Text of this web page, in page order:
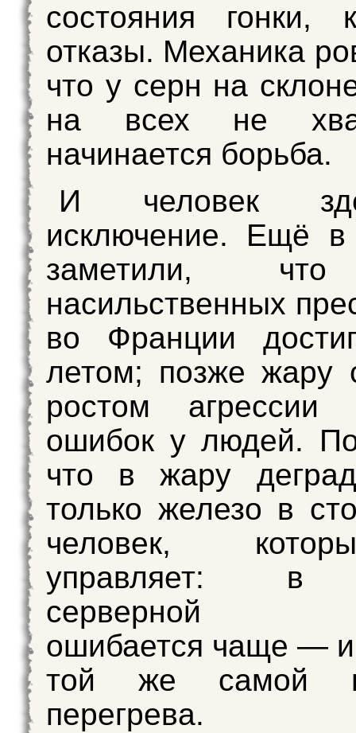
состояния гонки,
отказы. Механика
что у серн на
на всех не
начинается борьба.
И человек
исключение. Ещё в
заметили,
насильственных
во Франции
летом; позже жару
ростом
ошибок у людей.
что в жару
только железо в
человек,
управляет: в
серверной
ошибается чаще — и
той же самой
перегрева.